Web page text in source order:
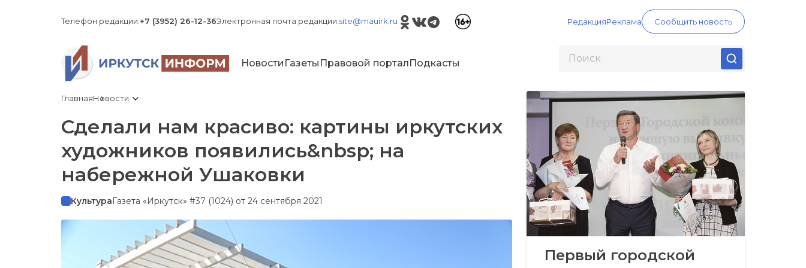
Телефон редакции:+7 (3952) 26-12-36Электронная почта редакции:site@mauirk.ru РедакцияРеклама Сообщить новость
Новости Газеты Правовой портал Подкасты
ГлавнаяНовости
Сделали нам красиво: картины иркутских
художников появились&nbsp; на
набережной Ушаковки
Культура Газета «Иркутск» #37 (1024) от 24 сентября 2021
Первый городской